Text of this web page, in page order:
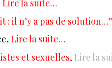
Lire la suite…
: il n’y a pas de
Lire la suite…
et sexuelles, Lire la